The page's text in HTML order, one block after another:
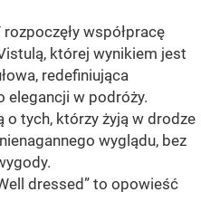
współpracę
której wynikiem jest
redefiniująca
elegancji w podróży.
o tych, którzy żyją w drodze
wyglądu, bez
dressed” to opowieść